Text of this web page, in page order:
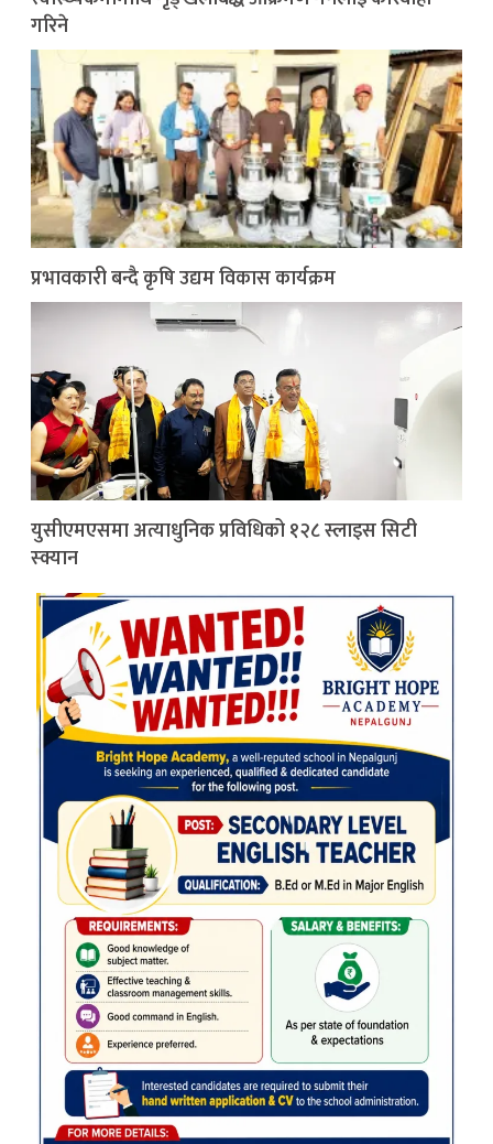
गरिने
प्रभावकारी बन्दै कृषि उद्यम विकास कार्यक्रम
युसीएमएसमा अत्याधुनिक प्रविधिको १२८ स्लाइस सिटी
स्क्यान